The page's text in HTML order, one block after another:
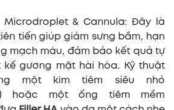
Microdroplet & Cannula: Đây là
tiến giúp giảm sưng bầm, hạn
mạch máu, đảm bảo kết quả tự
kế gương mặt hài hòa. Kỹ thuật
một kim tiêm siêu nhỏ
hoặc một ống tiêm mềm